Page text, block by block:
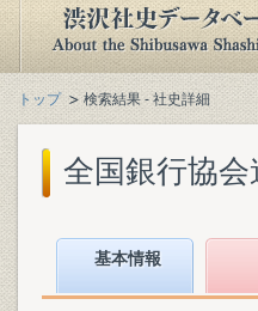
トップ 検索結果 - 社史詳細
全国銀行協
基本情報